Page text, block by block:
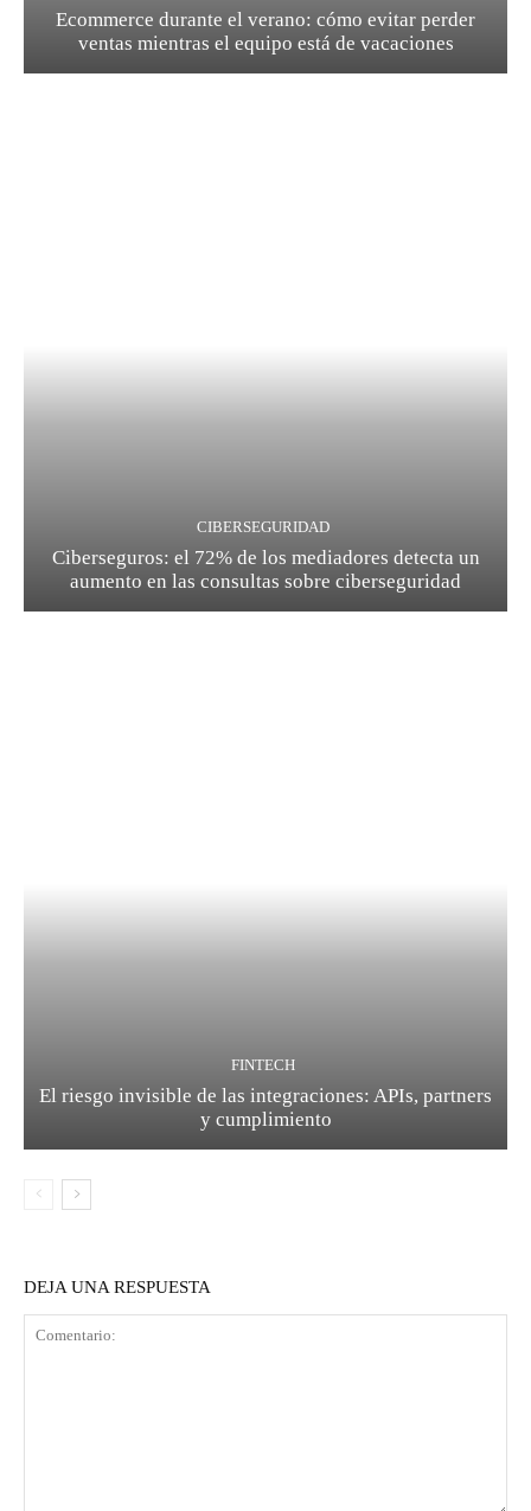
Ecommerce durante el verano: cómo evitar perder
ventas mientras el equipo está de vacaciones
CIBERSEGURIDAD
Ciberseguros: el 72% de los mediadores detecta un
aumento en las consultas sobre ciberseguridad
FINTECH
El riesgo invisible de las integraciones: APIs, partners
y cumplimiento
DEJA UNA RESPUESTA